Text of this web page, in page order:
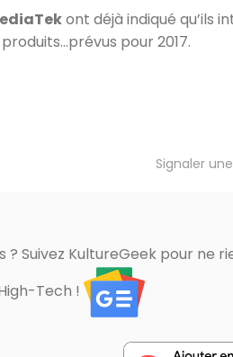
ont déjà indiqué qu’ils
pour 2017.
Signaler
? Suivez KultureGeek pour ne
Tech !